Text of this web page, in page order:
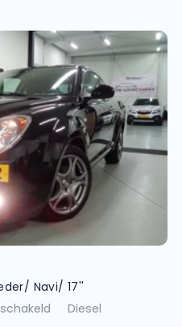
Navi/ 17''
Diesel